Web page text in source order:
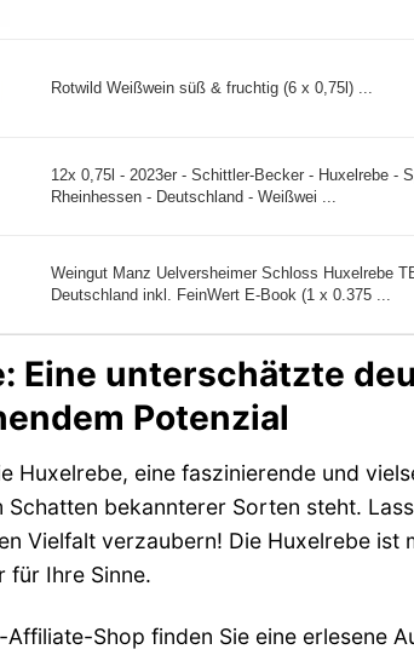
Rotwild Weißwein süß & fruchtig (6 x 0,75l) ...
12x 0,75l - 2023er - Schittler-Becker - Huxelrebe -
Rheinhessen - Deutschland - Weißwei ...
Weingut Manz Uelversheimer Schloss Huxelrebe
Deutschland inkl. FeinWert E-Book (1 x 0.375 ...
Eine unterschätzte
Potenzial
Huxelrebe, eine faszinierende und
bekannterer Sorten steht.
Vielfalt verzaubern! Die Huxelrebe ist
für Ihre Sinne.
Affiliate-Shop finden Sie eine erlesene